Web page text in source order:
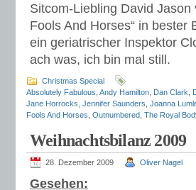
Sitcom-Liebling David
Fools And Horses“ in
ein geriatrischer Inspektor
ach was, ich bin mal still.
Christmas Special
Absolutely Fabulous Andy Hamilton Dan Clark
Jane Horrocks Jennifer Saunders Joanna
Fools And Horses Outnumbered The Royal
Weihnachtsbilanz 2009
28. Dezember 2009 Oliver Nagel
Gesehen: